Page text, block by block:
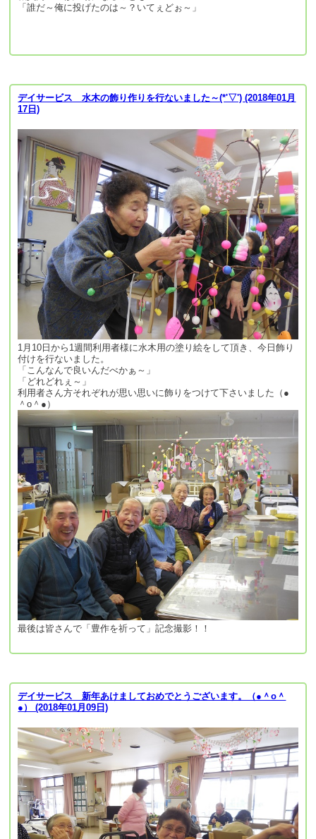
「誰だ～俺に投げたのは～？いてぇどぉ～」
デイサービス 水木の飾り作りを行ないました～(*'▽') (2018年01月
17日)
1月10日から1週間利用者様に水木用の塗り絵をして頂き、今日飾り
付けを行ないました。
「こんなんで良いんだべかぁ～」
「どれどれぇ～」
利用者さん方それぞれが思い思いに飾りをつけて下さいました（●
＾o＾●）
最後は皆さんで「豊作を祈って」記念撮影！！
デイサービス 新年あけましておめでとうございます。（●＾o＾
●） (2018年01月09日)